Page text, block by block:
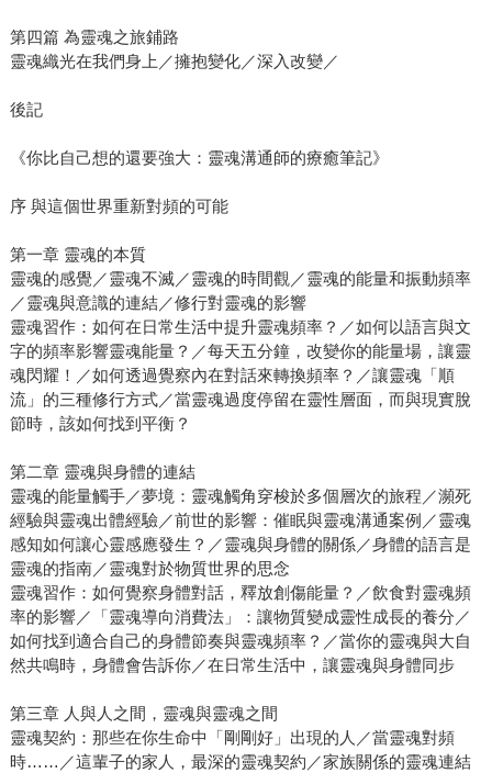
第四篇 為靈魂之旅鋪路
靈魂織光在我們身上／擁抱變化／深入改變／
後記
《你比自己想的還要強大：靈魂溝通師的療癒筆記》
序 與這個世界重新對頻的可能
第一章 靈魂的本質
靈魂的感覺／靈魂不滅／靈魂的時間觀／靈魂的能量和振動頻率
／靈魂與意識的連結／修行對靈魂的影響
靈魂習作：如何在日常生活中提升靈魂頻率？／如何以語言與文
字的頻率影響靈魂能量？／每天五分鐘，改變你的能量場，讓靈
魂閃耀！／如何透過覺察內在對話來轉換頻率？／讓靈魂「順
流」的三種修行方式／當靈魂過度停留在靈性層面，而與現實脫
節時，該如何找到平衡？
第二章 靈魂與身體的連結
靈魂的能量觸手／夢境：靈魂觸角穿梭於多個層次的旅程／瀕死
經驗與靈魂出體經驗／前世的影響：催眠與靈魂溝通案例／靈魂
感知如何讓心靈感應發生？／靈魂與身體的關係／身體的語言是
靈魂的指南／靈魂對於物質世界的思念
靈魂習作：如何覺察身體對話，釋放創傷能量？／飲食對靈魂頻
率的影響／「靈魂導向消費法」：讓物質變成靈性成長的養分／
如何找到適合自己的身體節奏與靈魂頻率？／當你的靈魂與大自
然共鳴時，身體會告訴你／在日常生活中，讓靈魂與身體同步
第三章 人與人之間，靈魂與靈魂之間
靈魂契約：那些在你生命中「剛剛好」出現的人／當靈魂對頻
時……／這輩子的家人，最深的靈魂契約／家族關係的靈魂連結